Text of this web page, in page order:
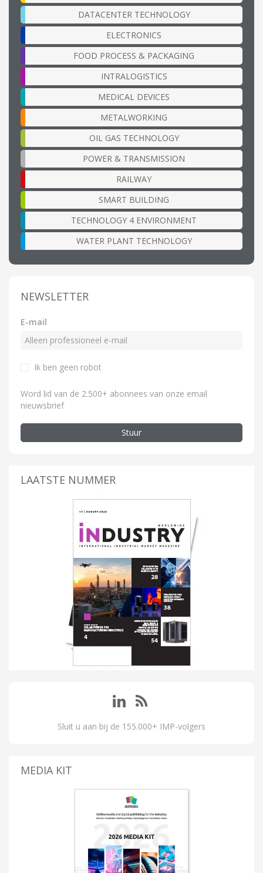
DATACENTER TECHNOLOGY
ELECTRONICS
FOOD PROCESS & PACKAGING
INTRALOGISTICS
MEDICAL DEVICES
METALWORKING
OIL GAS TECHNOLOGY
POWER & TRANSMISSION
RAILWAY
SMART BUILDING
TECHNOLOGY 4 ENVIRONMENT
WATER PLANT TECHNOLOGY
NEWSLETTER
E-mail
Ik ben geen robot
Word lid van de 2.500+ abonnees van onze email
nieuwsbrief
Stuur
LAATSTE NUMMER
Sluit u aan bij de 155.000+ IMP-volgers
MEDIA KIT